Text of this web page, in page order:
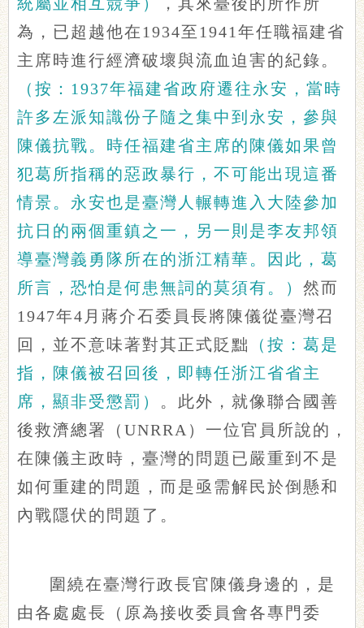
為，已超越他在1934至1941年任職福建省
主席時進行經濟破壞與流血迫害的紀錄。
（按：1937年福建省政府遷往永安，當時
許多左派知識份子隨之集中到永安，參與
陳儀抗戰。時任福建省主席的陳儀如果曾
犯葛所指稱的惡政暴行，不可能出現這番
情景。永安也是臺灣人輾轉進入大陸參加
抗日的兩個重鎮之一，另一則是李友邦領
導臺灣義勇隊所在的浙江精華。因此，葛
所言，恐怕是何患無詞的莫須有。） 然而
1947年4月蔣介石委員長將陳儀從臺灣召
回，並不意味著對其正式貶黜
（按：葛是
指，陳儀被召回後，即轉任浙江省省主
席，顯非受懲罰） 。此外，就像聯合國善
後救濟總署（UNRRA）一位官員所說的，
在陳儀主政時，臺灣的問題已嚴重到不是
如何重建的問題，而是亟需解民於倒懸和
內戰隱伏的問題了。
圍繞在臺灣行政長官陳儀身邊的，是
由各處處長（原為接收委員會各專門委